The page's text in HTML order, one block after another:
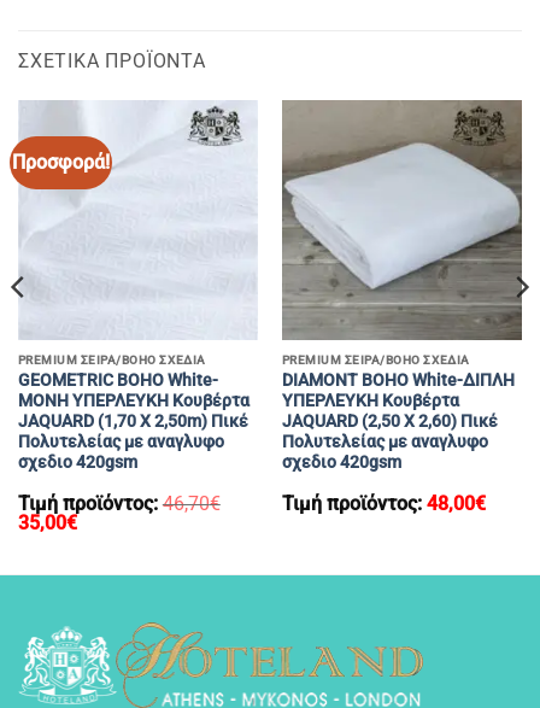
ΣΧΕΤΙΚΆ ΠΡΟΪΌΝΤΑ
Προσφορά!
PREMIUM ΣΕΙΡΑ/ΒΟΗΟ ΣΧΕΔΙΑ
GEOMETRIC BOHO White-
MONH ΥΠΕΡΛΕΥΚΗ Κουβέρτα
JAQUARD (1,70 X 2,50m) Πικέ
Πολυτελείας με αναγλυφο
σχεδιο 420gsm
Τιμή προϊόντος:46,70€
Original
46,70€.
35,00€Η
είναι:
PREMIUM ΣΕΙΡΑ/ΒΟΗΟ ΣΧΕΔΙΑ
DIAMONT BOHO White-ΔΙΠΛH
ΥΠΕΡΛΕΥΚΗ Κουβέρτα
JAQUARD (2,50 X 2,60) Πικέ
Πολυτελείας με αναγλυφο
σχεδιο 420gsm
Τιμή προϊόντος: 48,00€